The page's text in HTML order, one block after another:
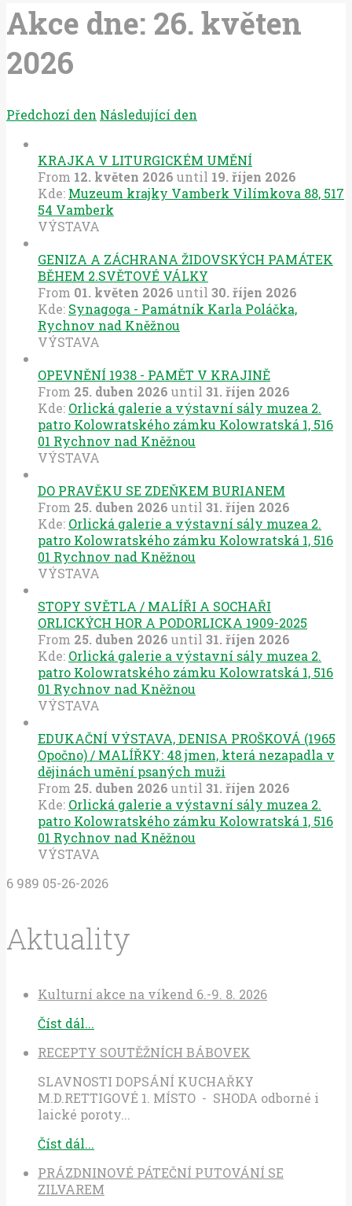
Akce dne: 26. květen
2026
Předchozí den Následující den
KRAJKA V LITURGICKÉM UMĚNÍ
From 12. květen 2026 until 19. říjen 2026
Kde: Muzeum krajky Vamberk Vilímkova 88, 517
54 Vamberk
VÝSTAVA
GENIZA A ZÁCHRANA ŽIDOVSKÝCH PAMÁTEK
BĚHEM 2.SVĚTOVÉ VÁLKY
From 01. květen 2026 until 30. říjen 2026
Kde: Synagoga - Památník Karla Poláčka,
Rychnov nad Kněžnou
VÝSTAVA
OPEVNĚNÍ 1938 - PAMĚT V KRAJINĚ
From 25. duben 2026 until 31. říjen 2026
Kde: Orlická galerie a výstavní sály muzea 2.
patro Kolowratského zámku Kolowratská 1, 516
01 Rychnov nad Kněžnou
VÝSTAVA
DO PRAVĚKU SE ZDEŇKEM BURIANEM
From 25. duben 2026 until 31. říjen 2026
Kde: Orlická galerie a výstavní sály muzea 2.
patro Kolowratského zámku Kolowratská 1, 516
01 Rychnov nad Kněžnou
VÝSTAVA
STOPY SVĚTLA / MALÍŘI A SOCHAŘI
ORLICKÝCH HOR A PODORLICKA 1909-2025
From 25. duben 2026 until 31. říjen 2026
Kde: Orlická galerie a výstavní sály muzea 2.
patro Kolowratského zámku Kolowratská 1, 516
01 Rychnov nad Kněžnou
VÝSTAVA
EDUKAČNÍ VÝSTAVA, DENISA PROŠKOVÁ (1965
Opočno) / MALÍŘKY: 48 jmen, která nezapadla v
dějinách umění psaných muži
From 25. duben 2026 until 31. říjen 2026
Kde: Orlická galerie a výstavní sály muzea 2.
patro Kolowratského zámku Kolowratská 1, 516
01 Rychnov nad Kněžnou
VÝSTAVA
6 989 05-26-2026
Aktuality
Kulturní akce na víkend 6.-9. 8. 2026
Číst dál...
RECEPTY SOUTĚŽNÍCH BÁBOVEK
SLAVNOSTI DOPSÁNÍ KUCHAŘKY
M.D.RETTIGOVÉ 1. MÍSTO - SHODA odborné i
laické poroty...
Číst dál...
PRÁZDNINOVÉ PÁTEČNÍ PUTOVÁNÍ SE
ZILVAREM